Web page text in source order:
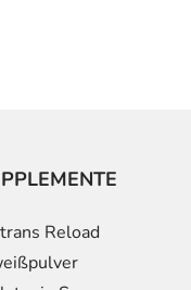
Reload